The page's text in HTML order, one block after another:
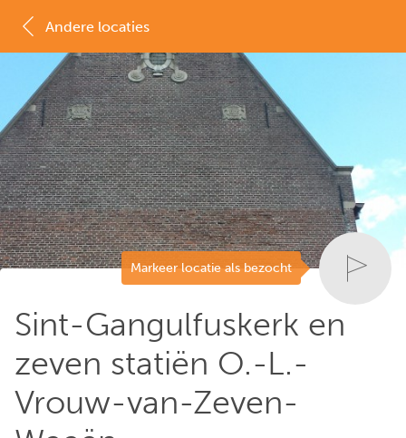
Markeer locatie als bezocht
Sint-Gangulfuskerk en
zeven statiën O.-L.-
Vrouw-van-Zeven-
Andere locaties
MAP